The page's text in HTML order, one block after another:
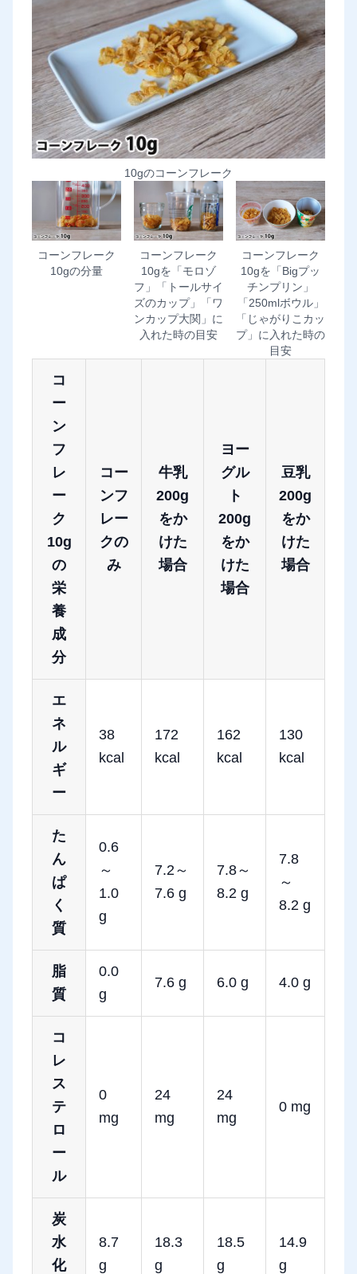
10gのコーンフレーク
コーンフレーク
10gの分量
コーンフレーク
10gを「モロゾ
フ」「トールサイ
ズのカップ」「ワ
ンカップ大関」に
入れた時の目安
コーンフレーク
10gを「Bigプッ
チンプリン」
「250mlボウル」
「じゃがりこカッ
プ」に入れた時の
目安
コ
ー
ン
フ
レ
ー
ク
10g
の
栄
養
成
分
コー
ンフ
レー
クの
み
牛乳
200g
をか
けた
場合
ヨー
グル
ト
200g
をか
けた
場合
豆乳
200g
をか
けた
場合
エ
ネ
ル
ギ
ー
38
kcal
172
kcal
162
kcal
130
kcal
た
ん
ぱ
く
質
0.6
～
1.0
g
7.2～
7.6 g
7.8～
8.2 g
7.8
～
8.2 g
脂
質
0.0
g
7.6 g 6.0 g 4.0 g
コ
レ
ス
テ
ロ
ー
ル
0
mg
24
mg
24
mg
0 mg
炭
水
化
8.7
g
18.3
g
18.5
g
14.9
g